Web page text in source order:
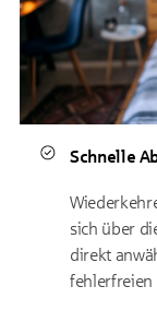
Schnelle
sich über
direkt
fehlerfreien